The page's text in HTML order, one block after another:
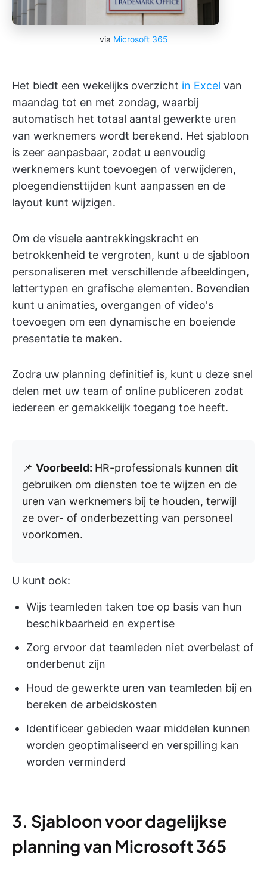
via Microsoft 365
Het biedt een wekelijks overzicht in Excel van
maandag tot en met zondag, waarbij
automatisch het totaal aantal gewerkte uren
van werknemers wordt berekend. Het sjabloon
is zeer aanpasbaar, zodat u eenvoudig
werknemers kunt toevoegen of verwijderen,
ploegendiensttijden kunt aanpassen en de
layout kunt wijzigen.
Om de visuele aantrekkingskracht en
betrokkenheid te vergroten, kunt u de sjabloon
personaliseren met verschillende afbeeldingen,
lettertypen en grafische elementen. Bovendien
kunt u animaties, overgangen of video's
toevoegen om een dynamische en boeiende
presentatie te maken.
Zodra uw planning definitief is, kunt u deze snel
delen met uw team of online publiceren zodat
iedereen er gemakkelijk toegang toe heeft.
📌 Voorbeeld: HR-professionals kunnen dit
gebruiken om diensten toe te wijzen en de
uren van werknemers bij te houden, terwijl
ze over- of onderbezetting van personeel
voorkomen.
U kunt ook:
Wijs teamleden taken toe op basis van hun
beschikbaarheid en expertise
Zorg ervoor dat teamleden niet overbelast of
onderbenut zijn
Houd de gewerkte uren van teamleden bij en
bereken de arbeidskosten
Identificeer gebieden waar middelen kunnen
worden geoptimaliseerd en verspilling kan
worden verminderd
3. Sjabloon voor dagelijkse
planning van Microsoft 365